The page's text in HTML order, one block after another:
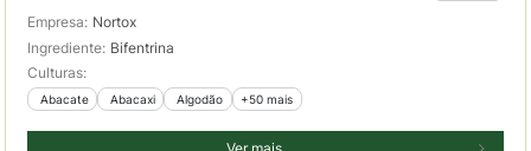
Empresa: Nortox
Ingrediente: Bifentrina
Culturas:
Abacate Abacaxi Algodão +50 mais